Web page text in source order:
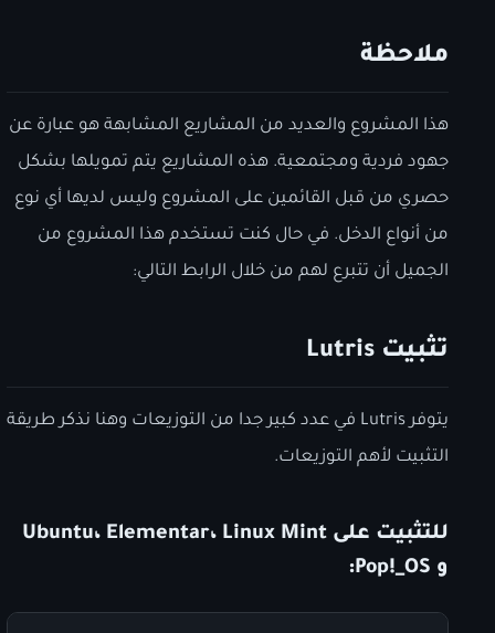
ملاحظة
هذا المشروع والعديد من المشاريع المشابهة هو عبارة عن
جهود فردية ومجتمعية. هذه المشاريع يتم تمويلها بشكل
حصري من قبل القائمين على المشروع وليس لديها أي نوع
من أنواع الدخل. في حال كنت تستخدم هذا المشروع من
الجميل أن تتبرع لهم من خلال الرابط التالي:
تثبيت Lutris
يتوفر Lutris في عدد كبير جدا من التوزيعات وهنا نذكر طريقة
التثبيت لأهم التوزيعات.
للتثبيت على Ubuntu، Elementar، Linux Mint
و Pop!_OS: